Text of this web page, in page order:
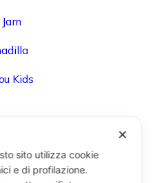
Jam
Kids
32 Centergross) -
✕
sito utilizza cookie
e di profilazione.